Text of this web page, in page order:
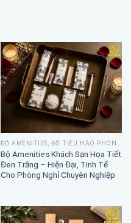
Bộ Amenities Khách Sạn Họa Tiết
Đen Trắng – Hiện Đại, Tinh Tế
Cho Phòng Nghỉ Chuyên Nghiệp